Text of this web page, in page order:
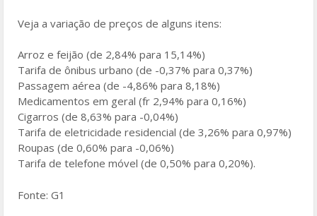
Veja a variação de preços de alguns itens:
Arroz e feijão (de 2,84% para 15,14%)
Tarifa de ônibus urbano (de -0,37% para 0,37%)
Passagem aérea (de -4,86% para 8,18%)
Medicamentos em geral (fr 2,94% para 0,16%)
Cigarros (de 8,63% para -0,04%)
Tarifa de eletricidade residencial (de 3,26% para 0,97%)
Roupas (de 0,60% para -0,06%)
Tarifa de telefone móvel (de 0,50% para 0,20%).
Fonte: G1